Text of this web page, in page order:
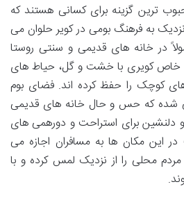
ترین گزینه برای کسانی هستند که
به فرهنگ بومی در کویر حلوان می
در خانه های قدیمی و سنتی روستا
خاص کویری با خشت و گل، حیاط های
کوچک را حفظ کرده اند. فضای بوم
شده که حس و حال خانه های قدیمی
و دلنشین برای استراحت و دورهمی های
در این مکان ها به مسافران اجازه می
محلی را از نزدیک لمس کرده و با